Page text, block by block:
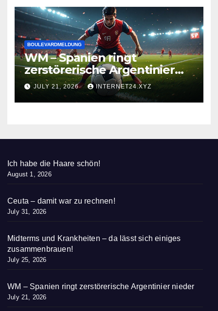
BOULEVARDMELDUNG
WM – Spanien ringt
zerstörerische Argentinier
nieder
JULY 21, 2026 INTERNET24.XYZ
Ich habe die Haare schön!
August 1, 2026
Ceuta – damit war zu rechnen!
July 31, 2026
Midterms und Krankheiten – da lässt sich einiges
zusammenbrauen!
July 25, 2026
WM – Spanien ringt zerstörerische Argentinier nieder
July 21, 2026